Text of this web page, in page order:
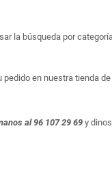
la búsqueda por
en nuestra tienda
al 96 107 29 69 y